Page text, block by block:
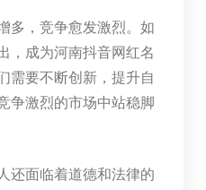
多，竞争愈发激烈。如
，成为河南抖音网红名
需要不断创新，提升自
争激烈的市场中站稳脚
还面临着道德和法律的